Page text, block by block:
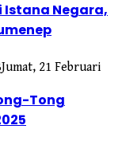
Istana Negara,
Jumat, 21 Februari
Tong